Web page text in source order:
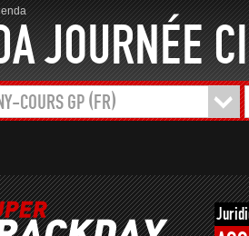
JOURNÉE
COURS GP (FR)